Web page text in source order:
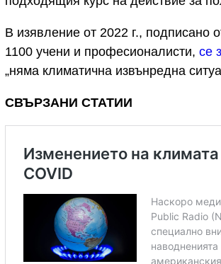
В изявление от 2022 г., подписано
1100 учени и професионалисти, се
„няма климатична извънредна
СВЪРЗАНИ СТАТИИ